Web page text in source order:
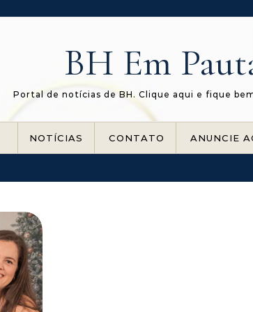
BH Em
Portal de notícias de BH. Clique aqui e fique
NOTÍCIAS CONTATO ANUNCIE